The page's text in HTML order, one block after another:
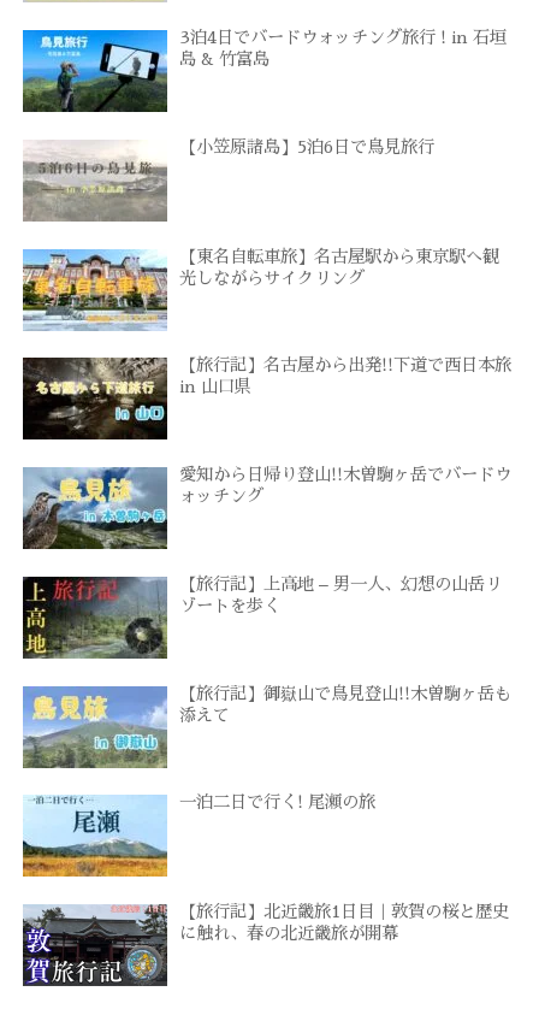
3泊4日でバードウォッチング旅行 ! in 石垣
島 & 竹富島
【小笠原諸島】5泊6日で鳥見旅行
【東名自転車旅】名古屋駅から東京駅へ観
光しながらサイクリング
【旅行記】名古屋から出発!!下道で西日本旅
in 山口県
愛知から日帰り登山!!木曽駒ヶ岳でバードウ
ォッチング
【旅行記】上高地 – 男一人、幻想の山岳リ
ゾートを歩く
【旅行記】御嶽山で鳥見登山!!木曽駒ヶ岳も
添えて
一泊二日で行く! 尾瀬の旅
【旅行記】北近畿旅1日目｜敦賀の桜と歴史
に触れ、春の北近畿旅が開幕